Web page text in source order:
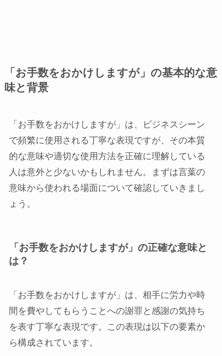
「お手数をおかけしますが」の基本的な意
味と背景
「お手数をおかけしますが」は、ビジネスシーン
で頻繁に使用される丁寧な表現ですが、その本質
的な意味や適切な使用方法を正確に理解している
人は意外と少ないかもしれません。まずは言葉の
意味から使われる場面について確認していきまし
ょう。
「お手数をおかけしますが」の正確な意味と
は？
「お手数をおかけしますが」は、相手に労力や時
間を費やしてもらうことへの謝罪と感謝の気持ち
を表す丁寧な表現です。この表現は以下の要素か
ら構成されています。